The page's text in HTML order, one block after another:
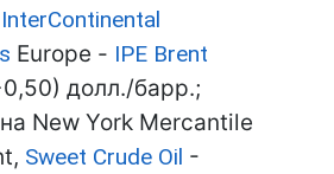
InterContinental
Europe - IPE Brent
долл./барр.;
New York Mercantile
Sweet Crude Oil -